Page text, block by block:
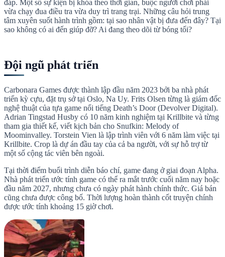
đáp. Một số sự kiện bị khóa theo thời gian, buộc người chơi phải
vừa chạy đua điều tra vừa duy trì trang trại. Những câu hỏi trung
tâm xuyên suốt hành trình gồm: tại sao nhân vật bị đưa đến đây? Tại
sao không có ai đến giúp đỡ? Ai đang theo dõi từ bóng tối?
Đội ngũ phát triển
Carbonara Games được thành lập đầu năm 2023 bởi ba nhà phát
triển kỳ cựu, đặt trụ sở tại Oslo, Na Uy. Frits Olsen từng là giám đốc
nghệ thuật của tựa game nổi tiếng Death’s Door (Devolver Digital).
Adrian Tingstad Husby có 10 năm kinh nghiệm tại Krillbite và từng
tham gia thiết kế, viết kịch bản cho Snufkin: Melody of
Moominvalley. Torstein Vien là lập trình viên với 6 năm làm việc tại
Krillbite. Crop là dự án đầu tay của cả ba người, với sự hỗ trợ từ
một số cộng tác viên bên ngoài.
Tại thời điểm buổi trình diễn báo chí, game đang ở giai đoạn Alpha.
Nhà phát triển ước tính game có thể ra mắt trước cuối năm nay hoặc
đầu năm 2027, nhưng chưa có ngày phát hành chính thức. Giá bán
cũng chưa được công bố. Thời lượng hoàn thành cốt truyện chính
được ước tính khoảng 15 giờ chơi.